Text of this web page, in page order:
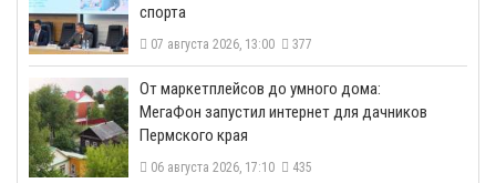
спорта
07 августа 2026, 13:00 377
От маркетплейсов до умного дома:
МегаФон запустил интернет для дачников
Пермского края
06 августа 2026, 17:10 435